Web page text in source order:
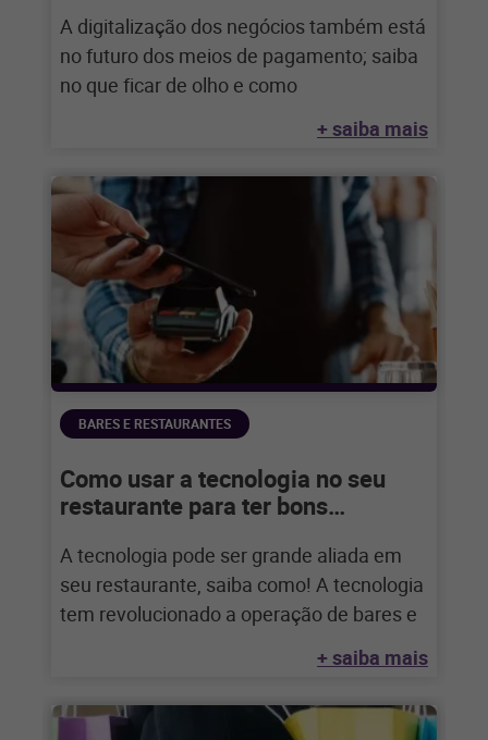
A digitalização dos negócios também está
no futuro dos meios de pagamento; saiba
no que ficar de olho e como
+ saiba mais
BARES E RESTAURANTES
Como usar a tecnologia no seu
restaurante para ter bons
A tecnologia pode ser grande aliada em
seu restaurante, saiba como! A tecnologia
tem revolucionado a operação de bares e
+ saiba mais